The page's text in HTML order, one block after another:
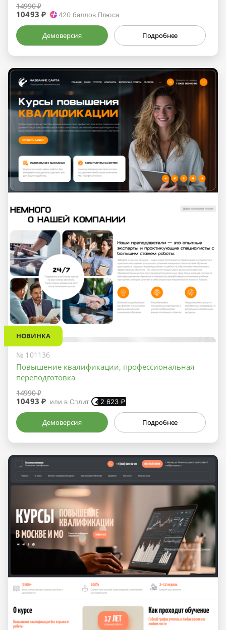
14990 ₽
10493 ₽ 420 баллов Плюса
Демоверсия Подробнее
НОВИНКА
№ 101136
Повышение квалификации, профессиональная
переподготовка
14990 ₽
10493 ₽ или в Сплит 2 623 ₽
Демоверсия Подробнее